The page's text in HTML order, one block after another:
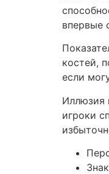
впервые
костей,
если
Иллюзия
игроки